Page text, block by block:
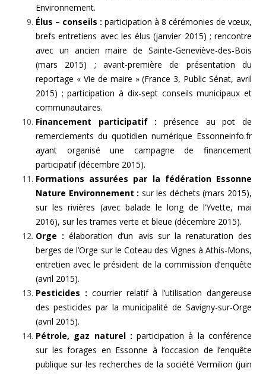
Environnement.
Élus – conseils : participation à 8 cérémonies de vœux,
brefs entretiens avec les élus (janvier 2015) ; rencontre
avec un ancien maire de Sainte-Geneviève-des-Bois
(mars 2015) ; avant-première de présentation du
reportage « Vie de maire » (France 3, Public Sénat, avril
2015) ; participation à dix-sept conseils municipaux et
communautaires.
Financement participatif : présence au pot de
remerciements du quotidien numérique Essonneinfo.fr
ayant organisé une campagne de financement
participatif (décembre 2015).
Formations assurées par la fédération Essonne
Nature Environnement : sur les déchets (mars 2015),
sur les rivières (avec balade le long de l’Yvette, mai
2016), sur les trames verte et bleue (décembre 2015).
Orge :élaboration d’un avis sur la renaturation des
berges de l’Orge sur le Coteau des Vignes à Athis-Mons,
entretien avec le président de la commission d’enquête
(avril 2015).
Pesticides : courrier relatif à l’utilisation dangereuse
des pesticides par la municipalité de Savigny-sur-Orge
(avril 2015).
Pétrole, gaz naturel :participation à la conférence
sur les forages en Essonne à l’occasion de l’enquête
publique sur les recherches de la société Vermilion (juin